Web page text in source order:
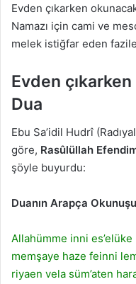
Evden çıkarken
Namazı için cami ve
melek istiğfar eden
Evden
Dua
Ebu Sa’idil Hudrî
göre, Rasûlüllah
şöyle buyurdu:
Duanın Arapça
Allahümme inni
memşaye haze feinni
riyaen vela süm’aten